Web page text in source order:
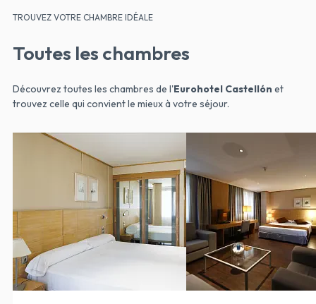
TROUVEZ VOTRE CHAMBRE IDÉALE
Toutes les chambres
Découvrez toutes les chambres de l'Eurohotel Castellón et
trouvez celle qui convient le mieux à votre séjour.